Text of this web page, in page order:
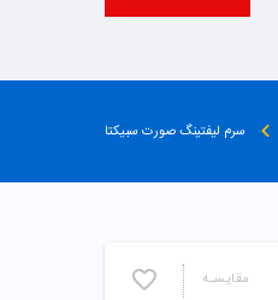
سرم لیفتینگ صورت سبیکتا
مقایسـه